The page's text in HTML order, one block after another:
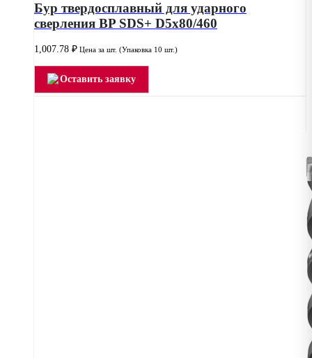
Бур твердосплавный для ударного
сверления BP SDS+ D5x80/460
1,007.78 ₽ Цена за шт. (Упаковка 10 шт.)
Оставить заявку